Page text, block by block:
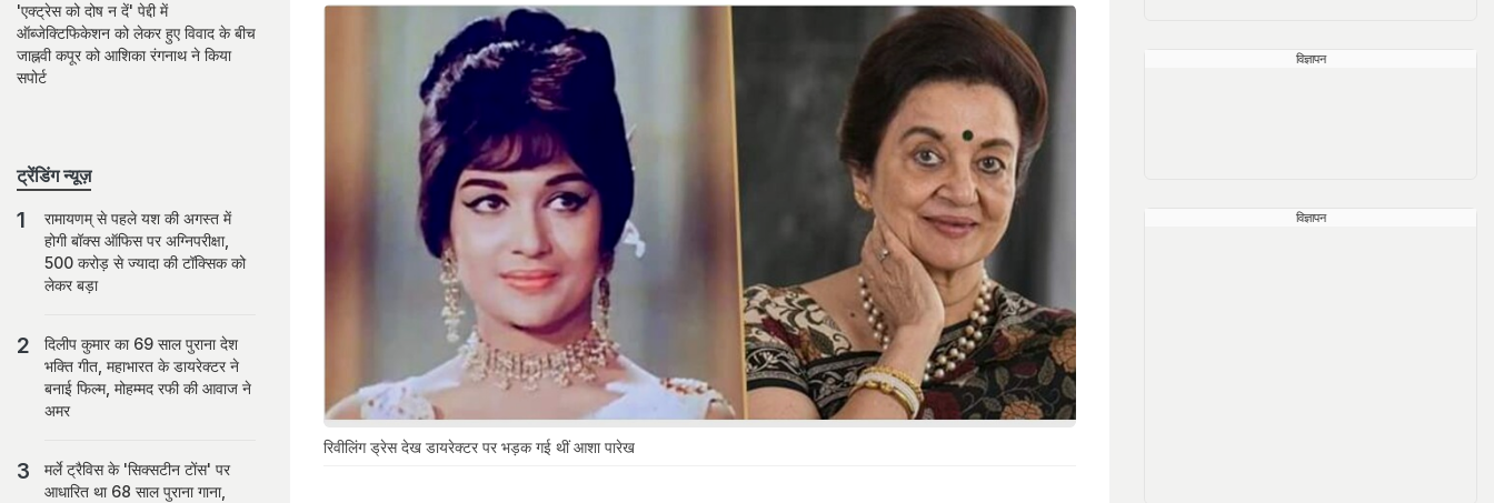
रिवीलिंग ड्रेस देख डायरेक्टर पर भड़क गई थीं आशा पारेख
'एक्ट्रेस को दोष न दें' पेद्दी में
ऑब्जेक्टिफिकेशन को लेकर हुए विवाद के बीच
जाह्नवी कपूर को आशिका रंगनाथ ने किया
सपोर्ट
ट्रेंडिंग न्यूज़
रामायणम् से पहले यश की अगस्त में
होगी बॉक्स ऑफिस पर अग्निपरीक्षा,
500 करोड़ से ज्यादा की टॉक्सिक को
लेकर बड़ा
दिलीप कुमार का 69 साल पुराना देश
भक्ति गीत, महाभारत के डायरेक्टर ने
बनाई फिल्म, मोहम्मद रफी की आवाज ने
अमर
मर्ले ट्रैविस के 'सिक्सटीन टोंस' पर
आधारित था 68 साल पुराना गाना,
विज्ञापन
विज्ञापन